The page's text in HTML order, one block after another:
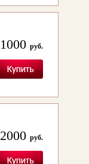
1000 руб.
2000 руб.